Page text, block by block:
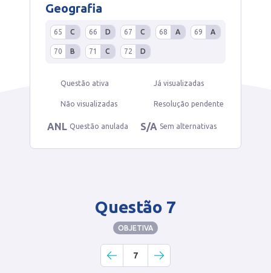
Geografia
65 C 66 D 67 C 68 A 69 A
70 B 71 C 72 D
Questão ativa Já visualizadas
Não visualizadas Resolução pendente
ANL Questão anulada S/A Sem alternativas
Questão 7
OBJETIVA
7